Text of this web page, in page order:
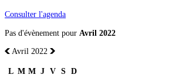
Consulter l'agenda
Pas d'évènement pour Avril 2022
Avril 2022
L M M J V S D